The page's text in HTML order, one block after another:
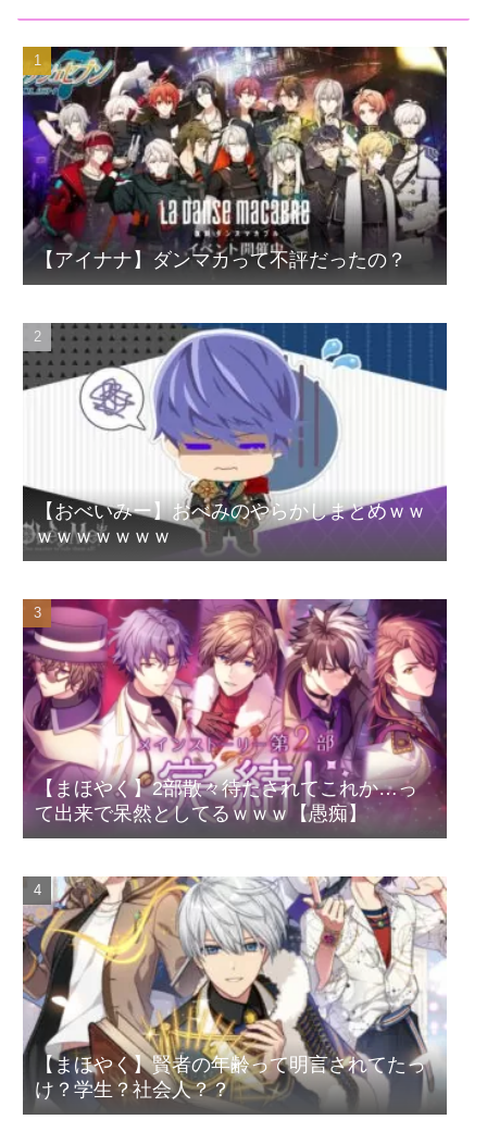
【アイナナ】ダンマカって不評だったの？
【おべいみー】おべみのやらかしまとめｗｗ
ｗｗｗｗｗｗｗ
【まほやく】2部散々待たされてこれか…っ
て出来で呆然としてるｗｗｗ【愚痴】
【まほやく】賢者の年齢って明言されてたっ
け？学生？社会人？？